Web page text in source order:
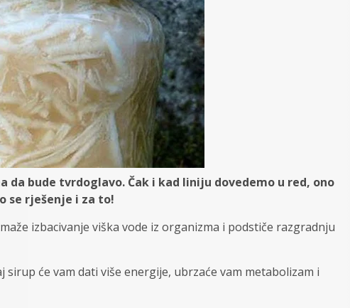
da bude tvrdoglavo. Čak i kad liniju dovedemo u red, ono
se rješenje i za to!
izbacivanje viška vode iz organizma i podstiče razgradnju
će vam dati više energije, ubrzaće vam metabolizam i